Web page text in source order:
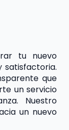
tu nuevo
satisfactoria.
que
un servicio
Nuestro
un nuevo